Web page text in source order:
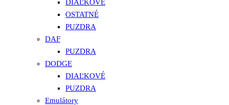
DIAĽKOVÉ
OSTATNÉ
PUZDRA
DAF
PUZDRA
DODGE
DIAĽKOVÉ
PUZDRA
Emulátory